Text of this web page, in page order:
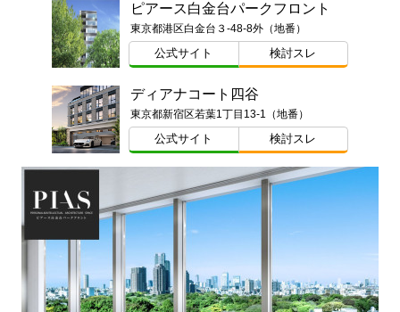
ピアース白金台パークフロント
東京都港区白金台３-48-8外（地番）
公式サイト 検討スレ
ディアナコート四谷
東京都新宿区若葉1丁目13-1（地番）
公式サイト 検討スレ